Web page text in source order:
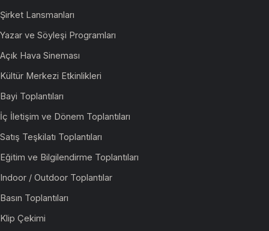
Şirket Lansmanları
Yazar ve Söyleşi Programları
Açık Hava Sineması
Kültür Merkezi Etkinlikleri
Bayi Toplantıları
İç İletişim ve Dönem Toplantıları
Satış Teşkilatı Toplantıları
Eğitim ve Bilgilendirme Toplantıları
Indoor / Outdoor Toplantılar
Basın Toplantıları
Klip Çekimi